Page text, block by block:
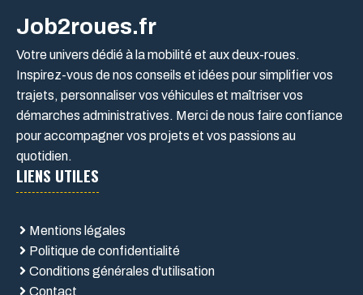
Job2roues.fr
Votre univers dédié à la mobilité et aux deux-roues.
Inspirez-vous de nos conseils et idées pour simplifier vos
trajets, personnaliser vos véhicules et maîtriser vos
démarches administratives. Merci de nous faire confiance
pour accompagner vos projets et vos passions au
quotidien.
LIENS UTILES
Mentions légales
Politique de confidentialité
Conditions générales d'utilisation
Contact